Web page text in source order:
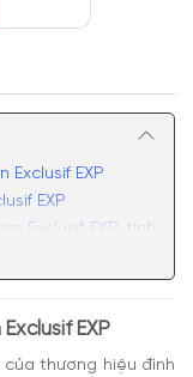
Exclusif EXP
EXP
Exclusif EXP tinh
Exclusif EXP
EXP
thương hiệu đình